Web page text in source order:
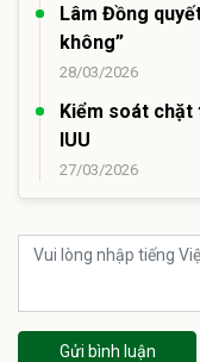
Lâm Đồng
không”
28/03/2026
Kiểm soát chặt
IUU
27/03/2026
Gửi bình luận